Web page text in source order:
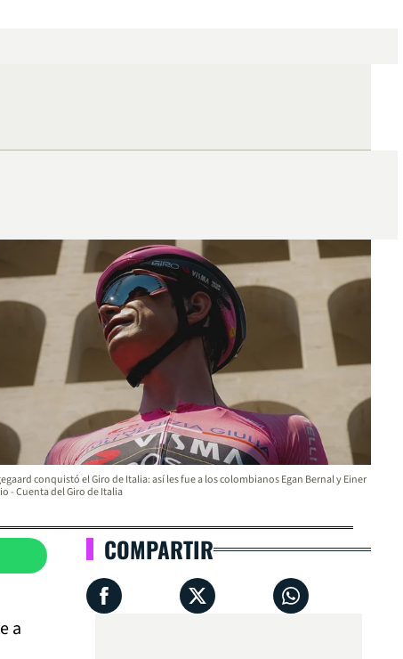
conquistó el Giro de Italia: así les fue a los colombianos Egan Bernal y Einer
- Cuenta del Giro de Italia
a
COMPARTIR